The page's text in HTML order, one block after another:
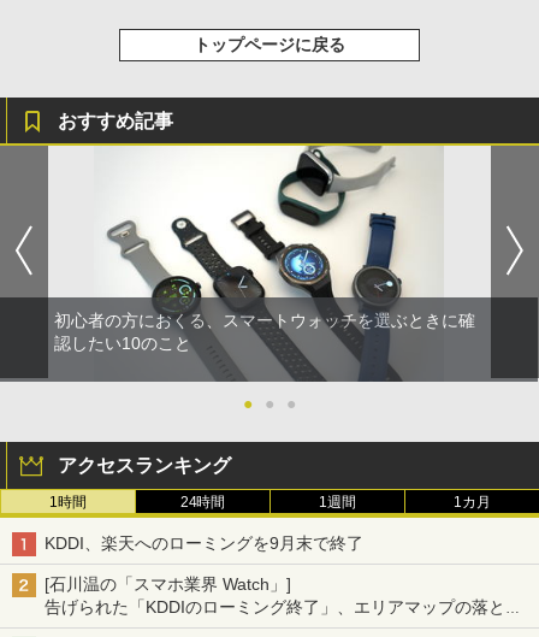
トップページに戻る
おすすめ記事
初心者の方におくる、スマートウォッチを選ぶときに確
認したい10のこと
● ● ●
アクセスランキング
1時間 24時間 1週間 1カ月
KDDI、楽天へのローミングを9月末で終了
[石川温の「スマホ業界 Watch」]
告げられた「KDDIのローミング終了」、エリアマップの落とし
穴と楽天モバイルの課題